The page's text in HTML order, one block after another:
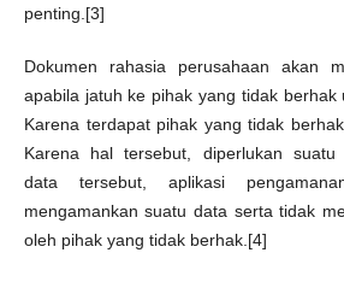
penting.[3]
Dokumen rahasia perusahaan akan
apabila jatuh ke pihak yang tidak berhak
Karena terdapat pihak yang tidak
Karena hal tersebut, diperlukan suatu
data tersebut, aplikasi
mengamankan suatu data serta tidak
oleh pihak yang tidak berhak.[4]